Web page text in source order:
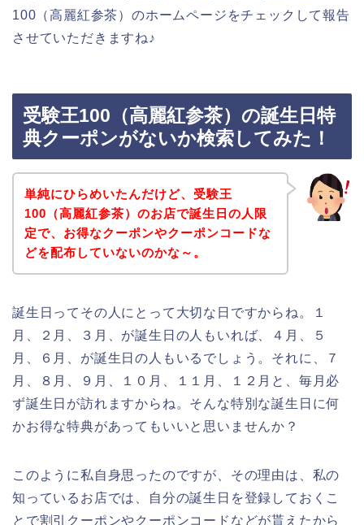
100（高麗紅参茶）のホームページをチェックして報告
させていただきますね♪
受験王100（高麗紅参茶）の誕生日特
典クーポンがないか検索してみた！
単純にひらめいたんだけど、受験王
100（高麗紅参茶）のお店で誕生日の人限
定で、お得なクーポンやクーポンコードな
どを配布していないのかな～。
誕生日ってその人にとって大切な日ですからね。１
月、２月、３月、が誕生日の人もいれば、４月、５
月、６月、が誕生日の人もいるでしょう。それに、７
月、８月、９月、１０月、１１月、１２月と、毎月必
ず誕生日が訪れますからね。そんな特別な誕生日に何
かお得な特典があってもいいと思いませんか？
このように私自身思ったのですが、その理由は、私の
知っているお店では、自分の誕生日を登録しておくこ
とで割引クーポンやクーポンコードなどが貰えたから